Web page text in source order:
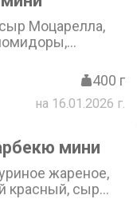
Моцарелла,
400 г
на 16.01.2026 г.
мини
жареное,
красный, сыр